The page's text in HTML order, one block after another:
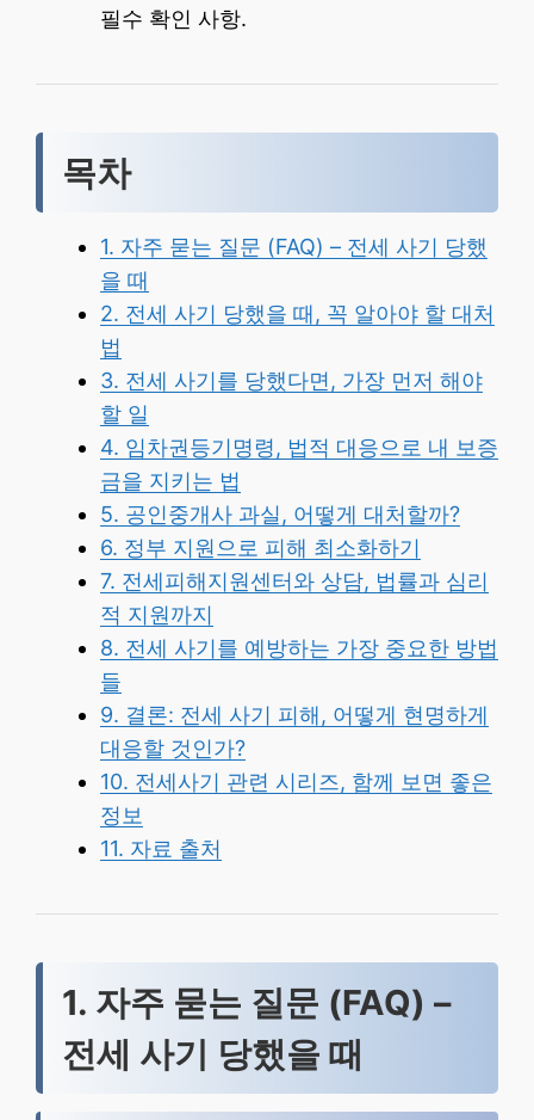
필수 확인 사항.
목차
1. 자주 묻는 질문 (FAQ) – 전세 사기 당했
을 때
2. 전세 사기 당했을 때, 꼭 알아야 할 대처
법
3. 전세 사기를 당했다면, 가장 먼저 해야
할 일
4. 임차권등기명령, 법적 대응으로 내 보증
금을 지키는 법
5. 공인중개사 과실, 어떻게 대처할까?
6. 정부 지원으로 피해 최소화하기
7. 전세피해지원센터와 상담, 법률과 심리
적 지원까지
8. 전세 사기를 예방하는 가장 중요한 방법
들
9. 결론: 전세 사기 피해, 어떻게 현명하게
대응할 것인가?
10. 전세사기 관련 시리즈, 함께 보면 좋은
정보
11. 자료 출처
1. 자주 묻는 질문 (FAQ) –
전세 사기 당했을 때